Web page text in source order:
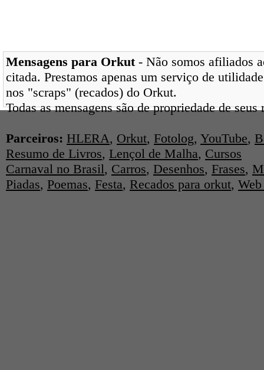
Mensagens para Orkut- Não somos afiliados
citada. Prestamos apenas um serviço de
nos "scraps" (recados) do Orkut.
Todas as mensagens são de propriedade de
Parceiros: HLERA, Orkut, Fotolog, YouTube,
Resumo de Livros, Lençol de Malha, Cursos
Carnaval no Brasil, Carros, Desenhos, Frases,
Piadas, Poemas, Festa, Recados para orkut,